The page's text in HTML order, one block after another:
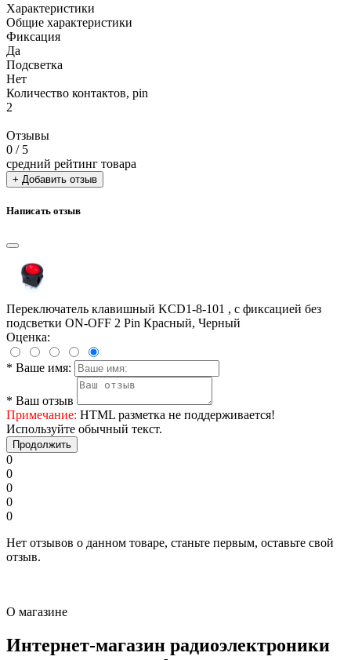
Характеристики
Общие характеристики
Фиксация
Да
Подсветка
Нет
Количество контактов, pin
2
Отзывы
0 / 5
средний рейтинг товара
+ Добавить отзыв
Написать отзыв
Переключатель клавишный KCD1-8-101 , с фиксацией без
подсветки ON-OFF 2 Pin Красный, Черный
Оценка:
* Ваше имя:
* Ваш отзыв
Примечание: HTML разметка не поддерживается!
Используйте обычный текст.
Продолжить
0
0
0
0
0
Нет отзывов о данном товаре, станьте первым, оставьте свой
отзыв.
О магазине
Интернет-магазин радиоэлектроники